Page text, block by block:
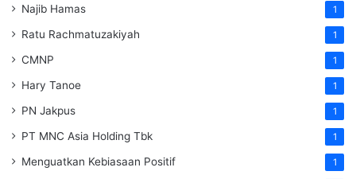
Najib Hamas 1
Ratu Rachmatuzakiyah 1
CMNP 1
Hary Tanoe 1
PN Jakpus 1
PT MNC Asia Holding Tbk 1
Menguatkan Kebiasaan Positif 1